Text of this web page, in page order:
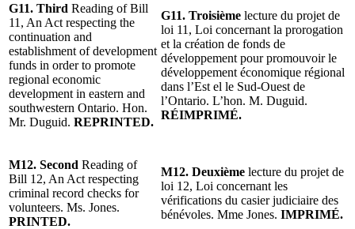
G11. Third Reading of Bill
11, An Act respecting the
continuation and
establishment of development
funds in order to promote
regional economic
development in eastern and
southwestern Ontario. Hon.
Mr. Duguid. REPRINTED.
G11. Troisième lecture du projet de
loi 11, Loi concernant la prorogation
et la création de fonds de
développement pour promouvoir le
développement économique régional
dans l’Est el le Sud-Ouest de
l’Ontario. L’hon. M. Duguid.
RÉIMPRIMÉ.
M12. Second Reading of
Bill 12, An Act respecting
criminal record checks for
volunteers. Ms. Jones.
PRINTED.
M12. Deuxième lecture du projet de
loi 12, Loi concernant les
vérifications du casier judiciaire des
bénévoles. Mme Jones. IMPRIMÉ.